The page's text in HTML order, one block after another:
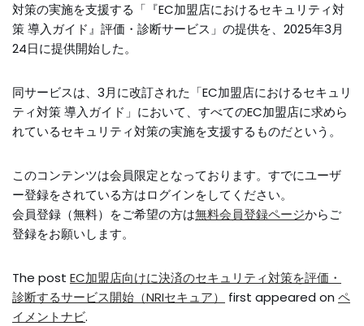
対策の実施を支援する「『EC加盟店におけるセキュリティ対
策 導入ガイド』評価・診断サービス」の提供を、2025年3月
24日に提供開始した。
同サービスは、3月に改訂された「EC加盟店におけるセキュリ
ティ対策 導入ガイド」において、すべてのEC加盟店に求めら
れているセキュリティ対策の実施を支援するものだという。
このコンテンツは会員限定となっております。すでにユーザ
ー登録をされている方はログインをしてください。
会員登録（無料）をご希望の方は無料会員登録ページからご
登録をお願いします。
The post EC加盟店向けに決済のセキュリティ対策を評価・
診断するサービス開始（NRIセキュア）
first appeared on ペ
イメントナビ.